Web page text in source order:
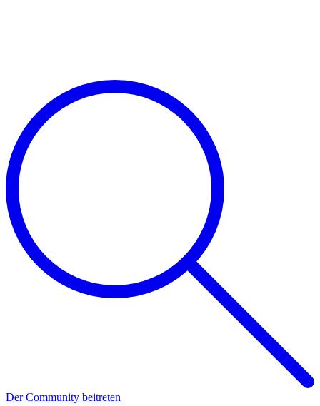
Der Community beitreten